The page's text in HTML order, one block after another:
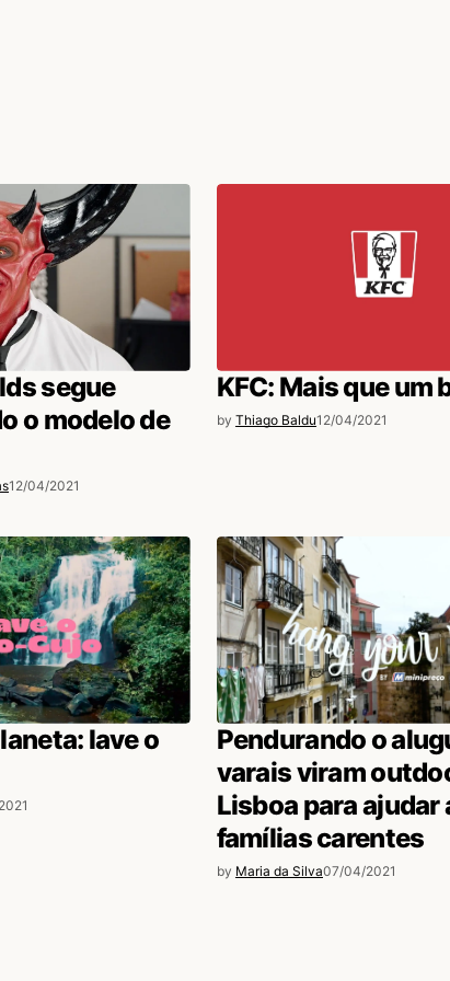
segue
o modelo de
12/04/2021
KFC: Mais que um
by Thiago Baldu12/04/2021
lave o
Pendurando o
varais viram
Lisboa para ajudar
famílias carentes
by Maria da Silva07/04/2021